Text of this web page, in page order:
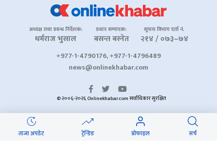
ताजा अपडेट ट्रेन्डिङ प्रोफाइल सर्च
अध्यक्ष तथा प्रबन्ध निर्देशक:
धर्मराज भुसाल
प्रधान सम्पादक:
बसन्त बस्नेत
सूचना विभाग दर्ता नं.
२१४ / ०७३–७४
+977-1-4790176, +977-1-4796489
news@onlinekhabar.com
© २००६-२०२६ Onlinekhabar.com सर्वाधिकार सुरक्षित